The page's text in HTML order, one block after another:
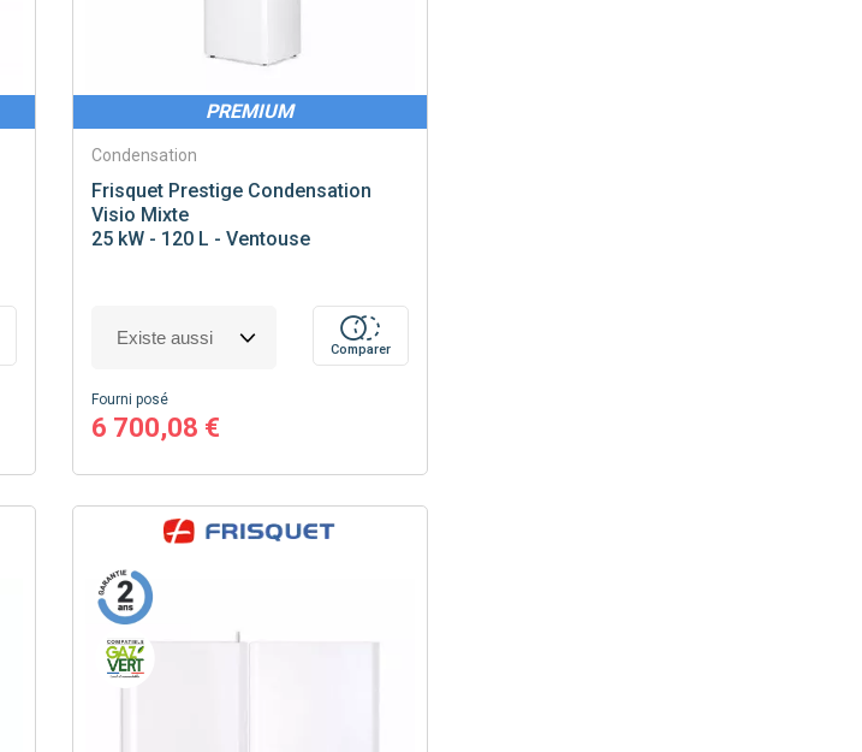
PREMIUM
Condensation
FrisquetPrestige Condensation
Visio Mixte
25 kW - 120 L - Ventouse
Comparer
Fourni posé
6 700,08 €